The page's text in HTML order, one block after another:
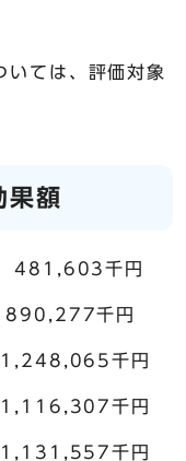
ては、評価対象
果額
481,603千円
890,277千円
千円
千円
千円